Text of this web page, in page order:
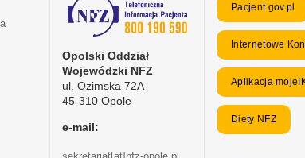
Opolski Oddział
Wojewódzki NFZ
ul. Ozimska 72A
45-310 Opole
e-mail:
Pacjent.gov.pl
Internetowe
Aplikacja
Diety NFZ